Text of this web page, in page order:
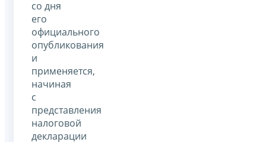
со дня
его
официального
опубликования
и
применяется,
начиная
с
представления
налоговой
декларации